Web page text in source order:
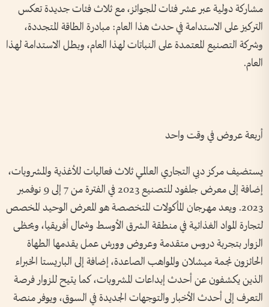
مشاركة دولية عبر عشر فئات للجوائز، مع ثلاث فئات جديدة تعكس
التركيز على الاستدامة في حدث هذا العام: مبادرة الطاقة المتجددة،
وشركة التصنيع المعتمدة على النباتات لهذا العام، وبطل الاستدامة لهذا
العام.
أربعة عروض في وقت واحد
يستضيف مركز دبي التجاري العالمي ثلاث فعاليات للأغذية والمشروبات،
إضافة إلى معرض جلفود للتصنيع 2023 في الفترة من 7 إلى 9 نوفمبر
2023. ويعد مهرجان المأكولات المتخصصة هو المعرض الوحيد المخصص
لتجارة المواد الغذائية في منطقة الشرق الأوسط وشمال أفريقيا، ويحظى
الزوار بتجربة دروس متقدمة وعروض وورش عمل يقدمها الطهاة
الحائزون نجمة ميشلان والمواهب الصاعدة، إضافة إلى الباريستا الخبراء
الذين يكشفون عن أحدث إبداعات المشروبات، كما يتيح للزوار فرصة
التعرف إلى أحدث الأخبار والتوجهات الجديدة في السوق، ويوفر منصة